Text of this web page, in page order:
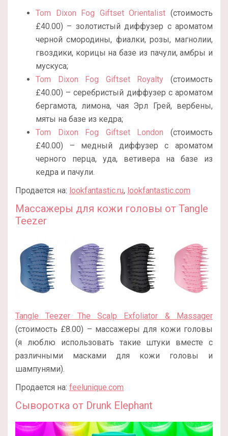
Tom Dixon Fog Giftset Orientalist (стоимость
£40.00) – золотистый диффузер с ароматом
черной смородины, фиалки, розы, магнолии,
гвоздики, корицы на базе из пачули, амбры и
мускуса;
Tom Dixon Fog Giftset Royalty (стоимость
£40.00) – серебристый диффузер с ароматом
бергамота, лимона, чая Эрл Грей, вербены,
мяты на базе из кедра;
Tom Dixon Fog Giftset London (стоимость
£40.00) – медный диффузер с ароматом
черного перца, уда, ветивера на базе из
кедра и пачули.
Продается на: lookfantastic.ru, lookfantastic.com
Массажеры для кожи головы от Tangle
Teezer
Tangle Teezer The Scalp Exfoliator & Massager
(стоимость £8.00) – массажеры для кожи головы
(я люблю использовать такие штуки вместе с
различными масками для кожи головы и
шампунями).
Продается на: feelunique.com
Сыворотка от Drunk Elephant